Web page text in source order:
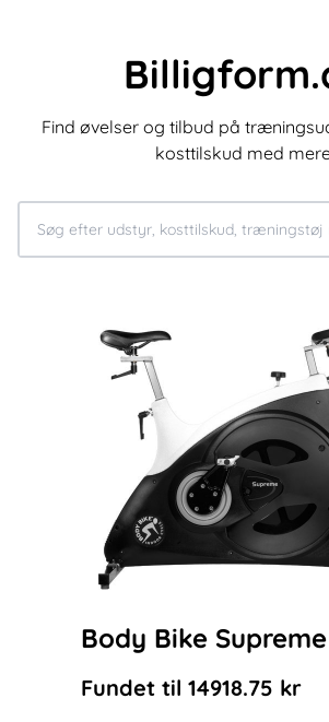
Find øvelser og tilbud på
kosttilskud med
Body Bike
Fundet til 14918.75 kr